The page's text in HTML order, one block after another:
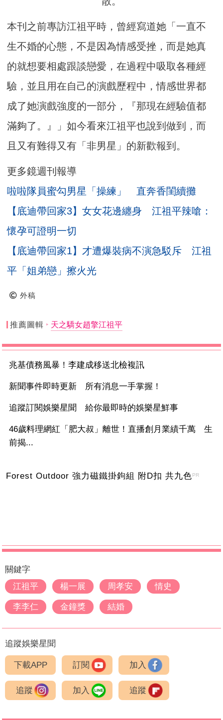
本刊之前專訪江祖平時，曾經寫道她「一直不
生不婚的心態，不是因為情感受挫，而是她真
的就想要相處跟談戀愛，在過程中吸取各種經
驗，並且用在自己的演戲歷程中，情感世界都
成了她演戲強度的一部分，『那現在經驗值都
滿夠了。』」如今看來江祖平也說到做到，而
且又有難得又有「非男星」的新歡報到。
更多鏡週刊報導
啦啦隊員蜜勾男星「操練」 直奔香閨續攤
【底迪帶回家3】女女花邊纏身 江祖平辣嗆：
懷孕可證明一切
【底迪帶回家1】才遭爆裝病不演急駁斥 江祖
平「姐弟戀」擦火光
外稿
推薦圖輯 天之驕女趙擎江祖平
兆基債務風暴！李建成移送北檢複訊
新聞事件即時更新 所有消息一手掌握！
追蹤訂閱娛樂星聞 給你最即時的娛樂星鮮事
46歲料理網紅「肥大叔」離世！直播創月業績千萬 生
前揭...
Forest Outdoor 強力磁鐵掛鉤組 附D扣 共九色PR
關鍵字
江祖平
楊一展 周孝安 情史
李李仁 金鐘獎 結婚
追蹤娛樂星聞
下載APP 訂閱 加入
追蹤 加入 追蹤